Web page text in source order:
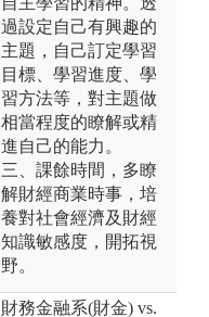
過設定自己有興趣的
主題，自己訂定學習
目標、學習進度、學
習方法等，對主題做
相當程度的瞭解或精
進自己的能力。
三、課餘時間，多瞭
解財經商業時事，培
養對社會經濟及財經
知識敏感度，開拓視
野。
財務金融系(財金) vs.